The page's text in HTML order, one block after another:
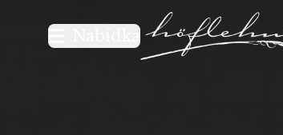
Nabídka
Logo Natur- und